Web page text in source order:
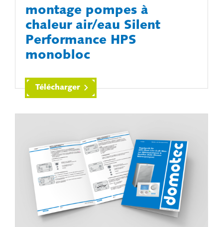
montage pompes à
chaleur air/eau Silent
Performance HPS
monobloc
Télécharger